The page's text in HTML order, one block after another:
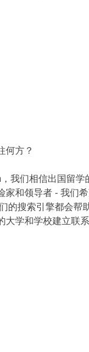
何方？
我们相信出国留学
家和领导者 - 我们
的搜索引擎都会帮
学和学校建立联系